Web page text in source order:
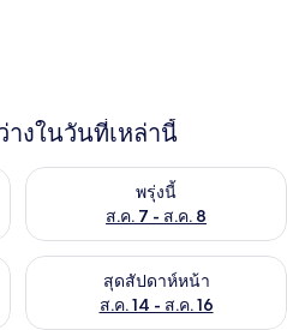
งในวันที่เหล่านี้
นี้ ส.ค. 6 - ส.ค. 7พรุ่งนี้
ส.ค. 7 - ส.ค. 8
ตรวจสอบจำนวนห้องพักว่างใน
สัปดาห์นี้ ส.ค. 7 - ส.ค. 9
สุดสัปดาห์หน้า
ส.ค. 14 - ส.ค. 16
ตรวจสอบจำนวนห้องพักว่างใน